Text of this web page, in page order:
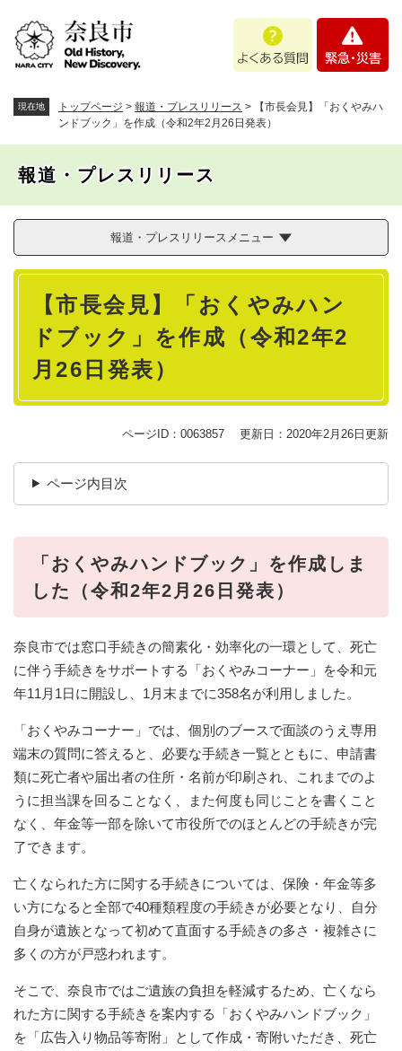
あ
問
・
現在地 トップページ > 報道・プレスリリース >
【市長会見】「おくやみハ
ンドブック」を作成（令和2年2月26日発表）
報道・プレスリリース
報道・プレスリリースメニュー
本
【市長会見】「おくやみハン
ドブック」を作成（令和2年2
月26日発表）
ページID：0063857 更新日：2020年2月26日更新
ページ内目次
「おくやみハンドブック」を作成しま
した（令和2年2月26日発表）
奈良市では窓口手続きの簡素化・効率化の一環として、死亡
に伴う手続きをサポートする「おくやみコーナー」を令和元
年11月1日に開設し、1月末までに358名が利用しました。
「おくやみコーナー」では、個別のブースで面談のうえ専用
端末の質問に答えると、必要な手続き一覧とともに、申請書
類に死亡者や届出者の住所・名前が印刷され、これまでのよ
うに担当課を回ることなく、また何度も同じことを書くこと
なく、年金等一部を除いて市役所でのほとんどの手続きが完
了できます。
亡くなられた方に関する手続きについては、保険・年金等多
い方になると全部で40種類程度の手続きが必要となり、自分
自身が遺族となって初めて直面する手続きの多さ・複雑さに
多くの方が戸惑われます。
そこで、奈良市ではご遺族の負担を軽減するため、亡くなら
れた方に関する手続きを案内する「おくやみハンドブック」
を「広告入り物品等寄附」として作成・寄附いただき、死亡